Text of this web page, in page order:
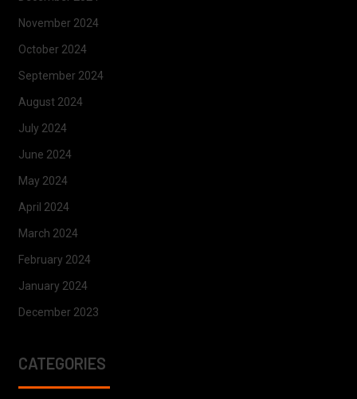
November 2024
October 2024
September 2024
August 2024
July 2024
June 2024
May 2024
April 2024
March 2024
February 2024
January 2024
December 2023
CATEGORIES